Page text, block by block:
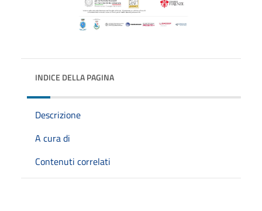
INDICE DELLA PAGINA
Descrizione
A cura di
Contenuti correlati